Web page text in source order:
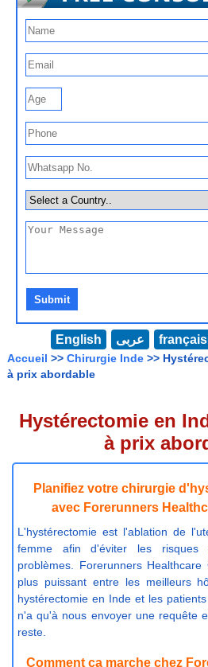
English عربى français
Accueil >> Chirurgie Inde >>
à prix abordable
Hystérectomie en
à prix
Planifiez votre chirurgie
avec Forerunners
L'hystérectomie est l'ablation de
femme afin d'éviter les risques
problèmes. Forerunners
plus puissant entre les meilleurs
hystérectomie en Inde et les
n'a qu'à nous envoyer une requête
reste.
Comment ça marche chez